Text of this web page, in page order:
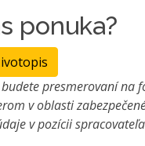
ponuka?
presmerovaní na
v oblasti
v pozícii